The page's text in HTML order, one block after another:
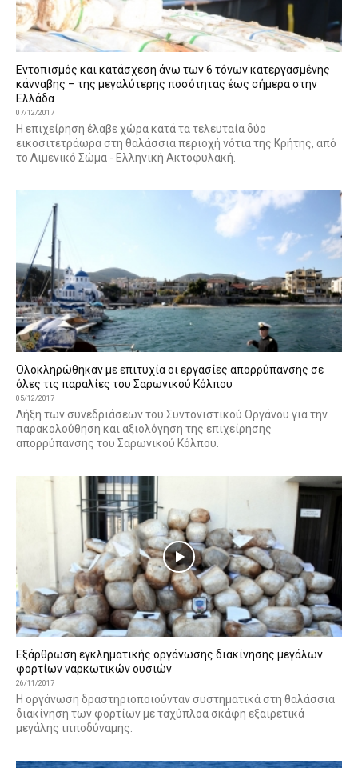
Εντοπισμός και κατάσχεση άνω των 6 τόνων κατεργασμένης
κάνναβης – της μεγαλύτερης ποσότητας έως σήμερα στην
Ελλάδα
07/12/2017
Η επιχείρηση έλαβε χώρα κατά τα τελευταία δύο
εικοσιτετράωρα στη θαλάσσια περιοχή νότια της Κρήτης, από
το Λιμενικό Σώμα - Ελληνική Ακτοφυλακή.
Ολοκληρώθηκαν με επιτυχία οι εργασίες απορρύπανσης σε
όλες τις παραλίες του Σαρωνικού Κόλπου
05/12/2017
Λήξη των συνεδριάσεων του Συντονιστικού Οργάνου για την
παρακολούθηση και αξιολόγηση της επιχείρησης
απορρύπανσης του Σαρωνικού Κόλπου.
Εξάρθρωση εγκληματικής οργάνωσης διακίνησης μεγάλων
φορτίων ναρκωτικών ουσιών
26/11/2017
Η οργάνωση δραστηριοποιούνταν συστηματικά στη θαλάσσια
διακίνηση των φορτίων με ταχύπλοα σκάφη εξαιρετικά
μεγάλης ιπποδύναμης.